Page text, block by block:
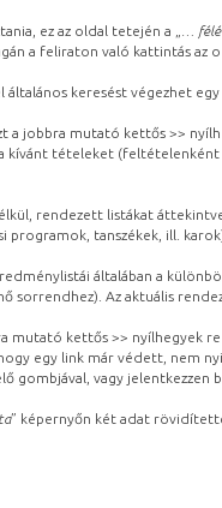
ez az oldal tetején a „
…
a feliraton való kattintás az
általános keresést végezhet
a jobbra mutató kettős >>
kívánt tételeket (feltételenként
rendezett listákat
programok, tanszékek, ill.
általában a
sorrendhez). Az aktuális
mutató kettős >> nyílhegyek
egy link már védett, nem
gombjával, vagy
” képernyőn két adat